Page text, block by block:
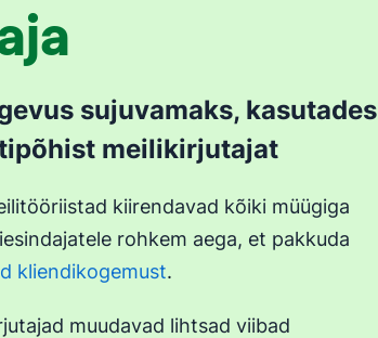
sujuvamaks, kasutades
meilikirjutajat
kiirendavad kõiki müügiga
rohkem aega, et pakkuda
kliendikogemust.
muudavad lihtsad viibad